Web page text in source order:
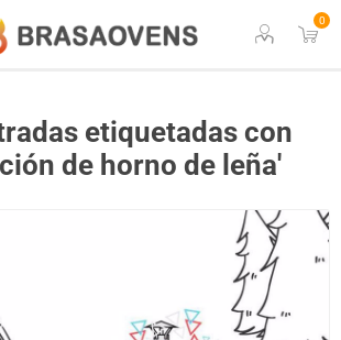
0
etiquetadas con
de horno de leña'